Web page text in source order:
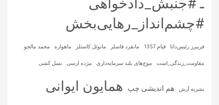
ـ #جنبش_دادخواهی
#چشم‌انداز_رهایی‌بخش
فریبرز رئیس‌دانا قیام 1357 مانفرد فاسلر مانوئل کاستلز ماهواره‌ محمد مالجو
مقاومت_زندگی_است موج‌های بلند سرمایه‌داری مژده ارسی نسل کشی
نشریه آرش هم اندیشی چپ همایون ایوانی